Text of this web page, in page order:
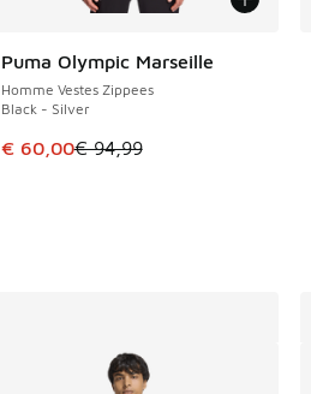
Puma Olympic Marseille
Homme Vestes Zippees
Black - Silver
Cet article est en promotion. Prix
€ 60,00€ 94,99
ÉCONOMISE 34 €